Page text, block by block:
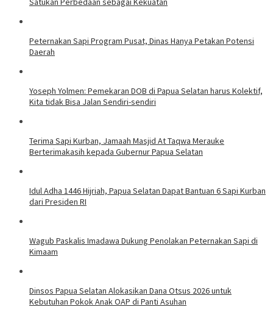
Peternakan Sapi Program Pusat, Dinas Hanya Petakan Potensi
Daerah
Yoseph Yolmen: Pemekaran DOB di Papua Selatan harus Kolektif,
Kita tidak Bisa Jalan Sendiri-sendiri
Terima Sapi Kurban, Jamaah Masjid At Taqwa Merauke
Berterimakasih kepada Gubernur Papua Selatan
Idul Adha 1446 Hijriah, Papua Selatan Dapat Bantuan 6 Sapi Kurban
dari Presiden RI
Wagub Paskalis Imadawa Dukung Penolakan Peternakan Sapi di
Kimaam
Dinsos Papua Selatan Alokasikan Dana Otsus 2026 untuk
Kebutuhan Pokok Anak OAP di Panti Asuhan